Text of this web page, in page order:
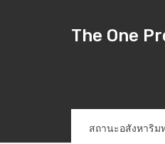
The One
สถานะอสังหาริม